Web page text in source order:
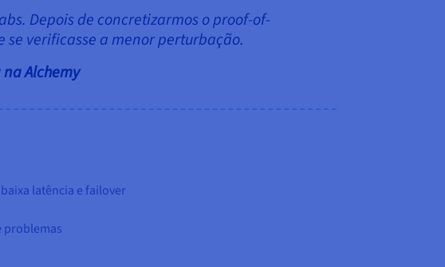
Depois de concretizarmos o proof-of-
se verificasse a menor perturbação.
Alchemy
latência e failover
problemas